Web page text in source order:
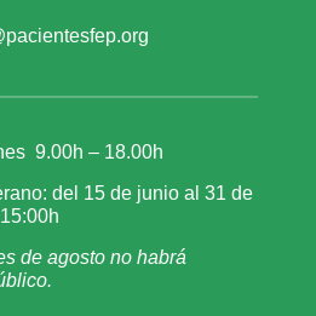
9.00h – 18.00h
del 15 de junio al 31 de
de agosto no habrá